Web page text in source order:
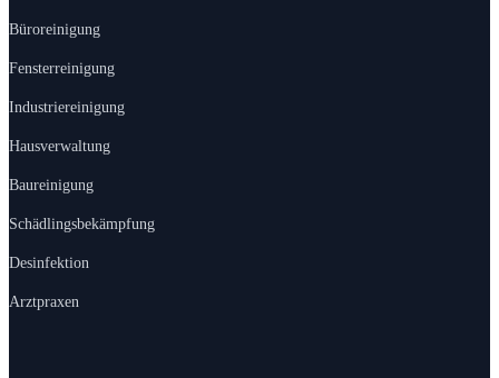
Büroreinigung
Fensterreinigung
Industriereinigung
Hausverwaltung
Baureinigung
Schädlingsbekämpfung
Desinfektion
Arztpraxen